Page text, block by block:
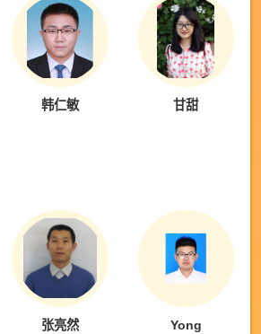
韩仁敏 甘甜
张亮然 Yong